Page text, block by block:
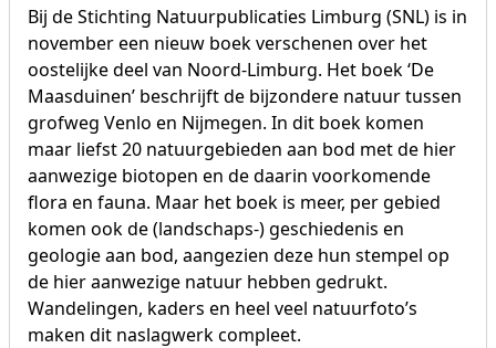
Bij de Stichting Natuurpublicaties Limburg (SNL) is in
november een nieuw boek verschenen over het
oostelijke deel van Noord-Limburg. Het boek ‘De
Maasduinen’ beschrijft de bijzondere natuur tussen
grofweg Venlo en Nijmegen. In dit boek komen
maar liefst 20 natuurgebieden aan bod met de hier
aanwezige biotopen en de daarin voorkomende
flora en fauna. Maar het boek is meer, per gebied
komen ook de (landschaps-) geschiedenis en
geologie aan bod, aangezien deze hun stempel op
de hier aanwezige natuur hebben gedrukt.
Wandelingen, kaders en heel veel natuurfoto’s
maken dit naslagwerk compleet.